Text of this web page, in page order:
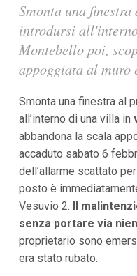
t
p
r
n
p
a
i
V
a
i
a
l
M
e
n
ù
P
Smonta una
introdursi
Montebello poi,
appoggiata al muro
Smonta una finestra al
all’interno di una villa in
abbandona la scala
accaduto sabato 6
dell’allarme scattato
posto è
Vesuvio 2.
Il
senza portare via
proprietario sono
era stato rubato.